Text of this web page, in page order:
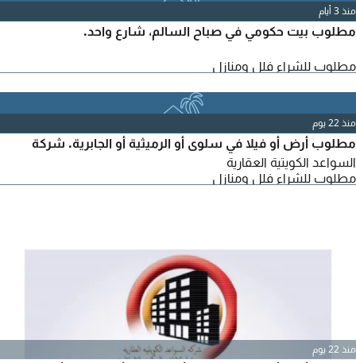
منذ 3 أيام
مطلوب بيت حكومي في صباح السالم، شارع واحد.
مطلوب للشراء فلل ومنازل
منذ 22 يوم
مطلوب أرض أو فيلا في سلوى أو الرميثية أو الجابرية. شركة
السواعد الكويتية العقارية
مطلوب للشراء فلل ومنازل
منذ 22 يوم